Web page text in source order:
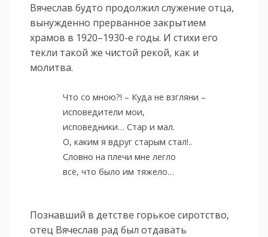
Вячеслав будто продолжил служение отца,
вынужденно прерванное закрытием
храмов в 1920–1930-е годы. И стихи его
текли такой же чистой рекой, как и
молитва.
Что со мною?! – Куда не взгляни –
исповедители мои,
исповедники… Стар и мал.
О, каким я вдруг старым стал!..
Словно на плечи мне легло
всё, что было им тяжело…
Познавший в детстве горькое сиротство,
отец Вячеслав рад был отдавать